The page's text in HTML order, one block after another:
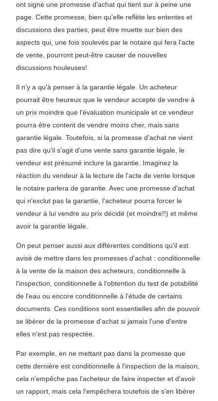
ont signé une promesse d'achat qui tient sur à peine une
page. Cette promesse, bien qu'elle reflète les ententes et
discussions des parties, peut être muette sur bien des
aspects qui, une fois soulevés par le notaire qui fera l'acte
de vente, pourront peut-être causer de nouvelles
discussions houleuses!
Il n'y a qu'à penser à la garantie légale. Un acheteur
pourrait être heureux que le vendeur accepte de vendre à
un prix moindre que l'évaluation municipale et ce vendeur
pourra être content de vendre moins cher, mais sans
garantie légale. Toutefois, si la promesse d'achat ne vient
pas dire qu'il s'agit d'une vente sans garantie légale, le
vendeur est présumé inclure la garantie. Imaginez la
réaction du vendeur à la lecture de l'acte de vente lorsque
le notaire parlera de garantie. Avec une promesse d'achat
qui n'exclut pas la garantie, l'acheteur pourra forcer le
vendeur à lui vendre au prix décidé (et moindre!!) et même
avoir la garantie légale.
On peut penser aussi aux différentes conditions qu'il est
avisé de mettre dans les promesses d'achat : conditionnelle
à la vente de la maison des acheteurs, conditionnelle à
l'inspection, conditionnelle à l'obtention du test de potabilité
de l'eau ou encore conditionnelle à l'étude de certains
documents. Ces conditions sont essentielles afin de pouvoir
se libérer de la promesse d'achat si jamais l'une d'entre
elles n'est pas respectée.
Par exemple, en ne mettant pas dans la promesse que
cette dernière est conditionnelle à l'inspection de la maison,
cela n'empêche pas l'acheteur de faire inspecter et d'avoir
un rapport, mais cela l'empêchera toutefois de s'en libérer